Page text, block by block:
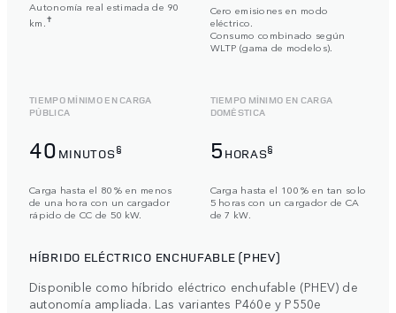
Autonomía real estimada de 90
km. ✝
Cero emisiones en modo
eléctrico.
Consumo combinado según
WLTP (gama de modelos).
TIEMPO MÍNIMO EN CARGA
PÚBLICA
40 MINUTOS§
Carga hasta el 80 % en menos
de una hora con un cargador
rápido de CC de 50 kW.
TIEMPO MÍNIMO EN CARGA
DOMÉSTICA
5 HORAS§
Carga hasta el 100 % en tan solo
5 horas con un cargador de CA
de 7 kW.
HÍBRIDO ELÉCTRICO ENCHUFABLE (PHEV)
Disponible como híbrido eléctrico enchufable (PHEV) de
autonomía ampliada. Las variantes P460e y P550e